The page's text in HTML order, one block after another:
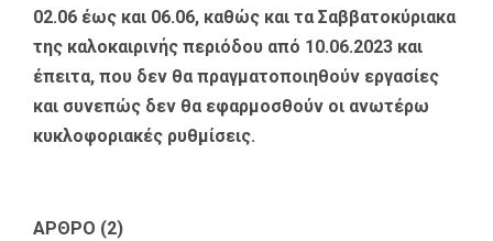
02.06 έως και 06.06, καθώς και τα Σαββατοκύριακα
της καλοκαιρινής περιόδου από 10.06.2023 και
έπειτα, που δεν θα πραγματοποιηθούν εργασίες
και συνεπώς δεν θα εφαρμοσθούν οι ανωτέρω
κυκλοφοριακές ρυθμίσεις.
ΑΡΘΡΟ (2)